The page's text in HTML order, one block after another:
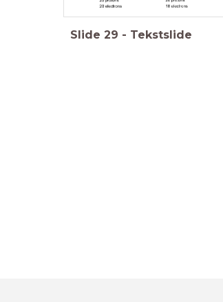
Slide 29 - Tekstslide